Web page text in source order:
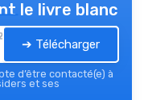
le livre blanc
➔ Télécharger
d’être contacté(e) à
et ses